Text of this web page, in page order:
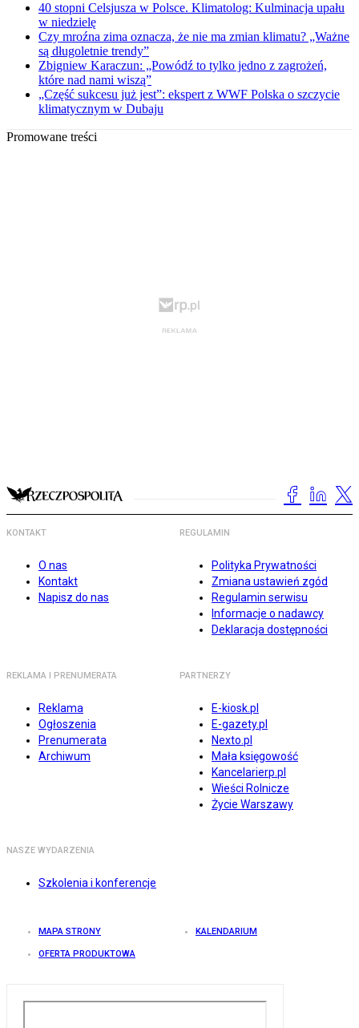
40 stopni Celsjusza w Polsce. Klimatolog: Kulminacja upału
w niedzielę
Czy mroźna zima oznacza, że nie ma zmian klimatu? „Ważne
są długoletnie trendy”
Zbigniew Karaczun: „Powódź to tylko jedno z zagrożeń,
które nad nami wiszą”
„Część sukcesu już jest”: ekspert z WWF Polska o szczycie
klimatycznym w Dubaju
Promowane treści
KONTAKT
O nas
Kontakt
Napisz do nas
REGULAMIN
Polityka Prywatności
Zmiana ustawień zgód
Regulamin serwisu
Informacje o nadawcy
Deklaracja dostępności
REKLAMA I PRENUMERATA
Reklama
Ogłoszenia
Prenumerata
Archiwum
PARTNERZY
E-kiosk.pl
E-gazety.pl
Nexto.pl
Mała księgowość
Kancelarierp.pl
Wieści Rolnicze
Życie Warszawy
NASZE WYDARZENIA
Szkolenia i konferencje
MAPA STRONY KALENDARIUM
OFERTA PRODUKTOWA